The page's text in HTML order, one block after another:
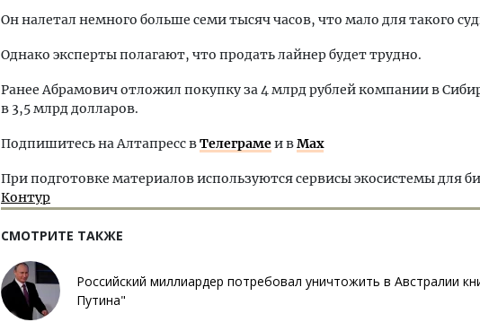
Он налетал немного больше семи тысяч часов, что мало для такого
Однако эксперты полагают, что продать лайнер будет трудно.
Ранее Абрамович отложил покупку за 4 млрд рублей компании в
в 3,5 млрд долларов.
Подпишитесь на Алтапресс вТелеграмеи вMax
При подготовке материалов используются сервисы экосистемы для
Контур
СМОТРИТЕ ТАКЖЕ
Российский миллиардер потребовал уничтожить в Австралии
Путина"